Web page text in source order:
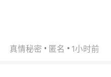
真情秘密 匿名 1小时前